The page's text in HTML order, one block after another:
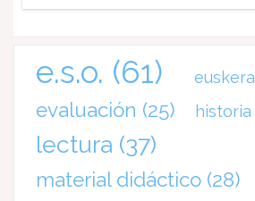
e.s.o. (61) euskera
evaluación (25) historia
lectura (37)
material didáctico (28)